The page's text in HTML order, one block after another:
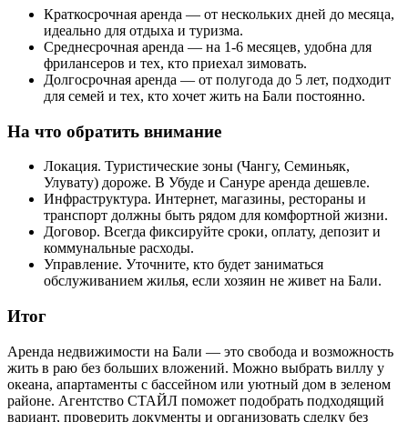
Краткосрочная аренда — от нескольких дней до месяца,
идеально для отдыха и туризма.
Среднесрочная аренда — на 1-6 месяцев, удобна для
фрилансеров и тех, кто приехал зимовать.
Долгосрочная аренда — от полугода до 5 лет, подходит
для семей и тех, кто хочет жить на Бали постоянно.
На что обратить внимание
Локация. Туристические зоны (Чангу, Семиньяк,
Улувату) дороже. В Убуде и Сануре аренда дешевле.
Инфраструктура. Интернет, магазины, рестораны и
транспорт должны быть рядом для комфортной жизни.
Договор. Всегда фиксируйте сроки, оплату, депозит и
коммунальные расходы.
Управление. Уточните, кто будет заниматься
обслуживанием жилья, если хозяин не живет на Бали.
Итог
Аренда недвижимости на Бали — это свобода и возможность
жить в раю без больших вложений. Можно выбрать виллу у
океана, апартаменты с бассейном или уютный дом в зеленом
районе. Агентство СТАЙЛ поможет подобрать подходящий
вариант, проверить документы и организовать сделку без